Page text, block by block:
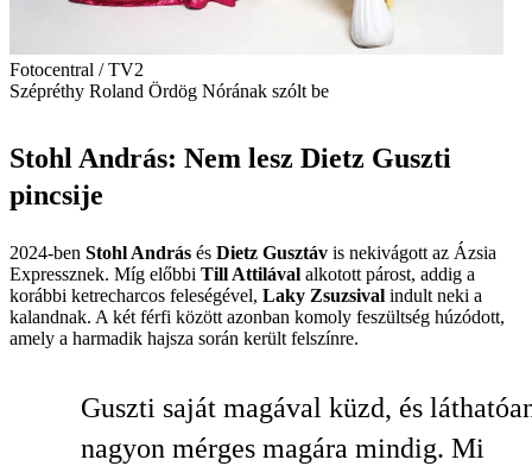
Fotocentral / TV2
Szépréthy Roland Ördög Nórának szólt be
Stohl András: Nem lesz Dietz Guszti
pincsije
2024-ben Stohl András és Dietz Gusztáv is nekivágott az Ázsia
Expressz­nek. Míg előbbi Till Attilával alkotott párost, addig a
korábbi ketrecharcos feleségével, Laky Zsuzsival indult neki a
kalandnak. A két férfi között azonban komoly feszültség húzódott,
amely a harmadik hajsza során került felszínre.
Guszti saját magával küzd, és
nagyon mérges magára mindig. Mi